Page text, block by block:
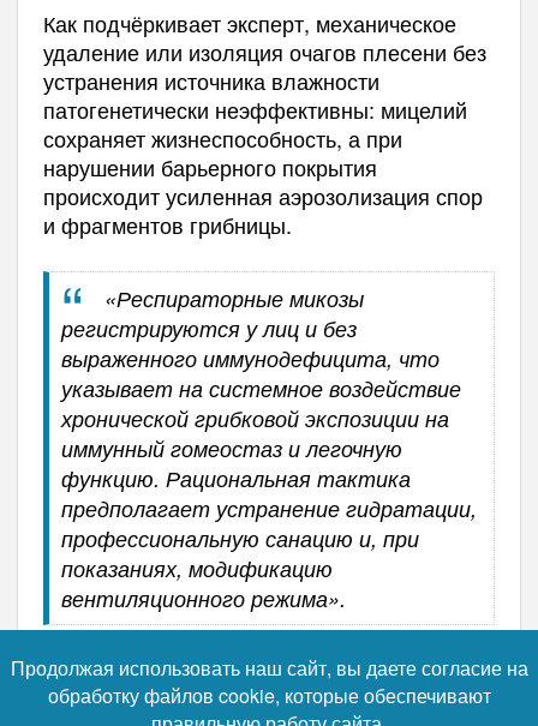
Как подчёркивает эксперт, механическое
удаление или изоляция очагов плесени без
устранения источника влажности
патогенетически неэффективны: мицелий
сохраняет жизнеспособность, а при
нарушении барьерного покрытия
происходит усиленная аэрозолизация спор
и фрагментов грибницы.
«Респираторные микозы
регистрируются у лиц и без
выраженного иммунодефицита, что
указывает на системное воздействие
хронической грибковой экспозиции на
иммунный гомеостаз и легочную
функцию. Рациональная тактика
предполагает устранение гидратации,
профессиональную санацию и, при
показаниях, модификацию
вентиляционного режима».
Автор: Павел Климов
Продолжая использовать наш сайт, вы даете согласие на
обработку файлов cookie, которые обеспечивают